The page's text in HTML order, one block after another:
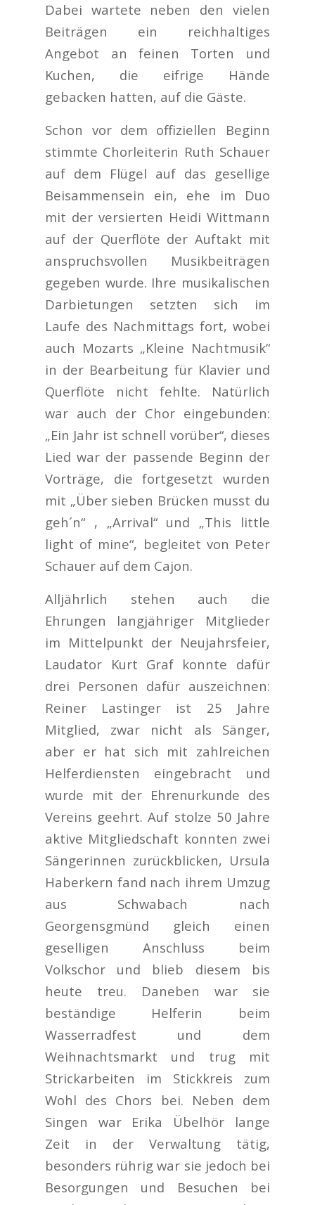
Dabei wartete neben den vielen
Beiträgen ein reichhaltiges
Angebot an feinen Torten und
Kuchen, die eifrige Hände
gebacken hatten, auf die Gäste.
Schon vor dem offiziellen Beginn
stimmte Chorleiterin Ruth Schauer
auf dem Flügel auf das gesellige
Beisammensein ein, ehe im Duo
mit der versierten Heidi Wittmann
auf der Querflöte der Auftakt mit
anspruchsvollen Musikbeiträgen
gegeben wurde. Ihre musikalischen
Darbietungen setzten sich im
Laufe des Nachmittags fort, wobei
auch Mozarts „Kleine Nachtmusik“
in der Bearbeitung für Klavier und
Querflöte nicht fehlte. Natürlich
war auch der Chor eingebunden:
„Ein Jahr ist schnell vorüber“, dieses
Lied war der passende Beginn der
Vorträge, die fortgesetzt wurden
mit „Über sieben Brücken musst du
geh´n“ , „Arrival“ und „This little
light of mine“, begleitet von Peter
Schauer auf dem Cajon.
Alljährlich stehen auch die
Ehrungen langjähriger Mitglieder
im Mittelpunkt der Neujahrsfeier,
Laudator Kurt Graf konnte dafür
drei Personen dafür auszeichnen:
Reiner Lastinger ist 25 Jahre
Mitglied, zwar nicht als Sänger,
aber er hat sich mit zahlreichen
Helferdiensten eingebracht und
wurde mit der Ehrenurkunde des
Vereins geehrt. Auf stolze 50 Jahre
aktive Mitgliedschaft konnten zwei
Sängerinnen zurückblicken, Ursula
Haberkern fand nach ihrem Umzug
aus Schwabach nach
Georgensgmünd gleich einen
geselligen Anschluss beim
Volkschor und blieb diesem bis
heute treu. Daneben war sie
beständige Helferin beim
Wasserradfest und dem
Weihnachtsmarkt und trug mit
Strickarbeiten im Stickkreis zum
Wohl des Chors bei. Neben dem
Singen war Erika Übelhör lange
Zeit in der Verwaltung tätig,
besonders rührig war sie jedoch bei
Besorgungen und Besuchen bei